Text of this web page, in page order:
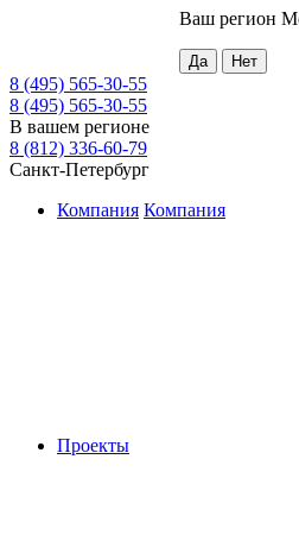
Ваш регион
8 (495) 565-30-55
8 (495) 565-30-55
В вашем регионе
8 (812) 336-60-79
Санкт-Петербург
Компания Компания
Проекты